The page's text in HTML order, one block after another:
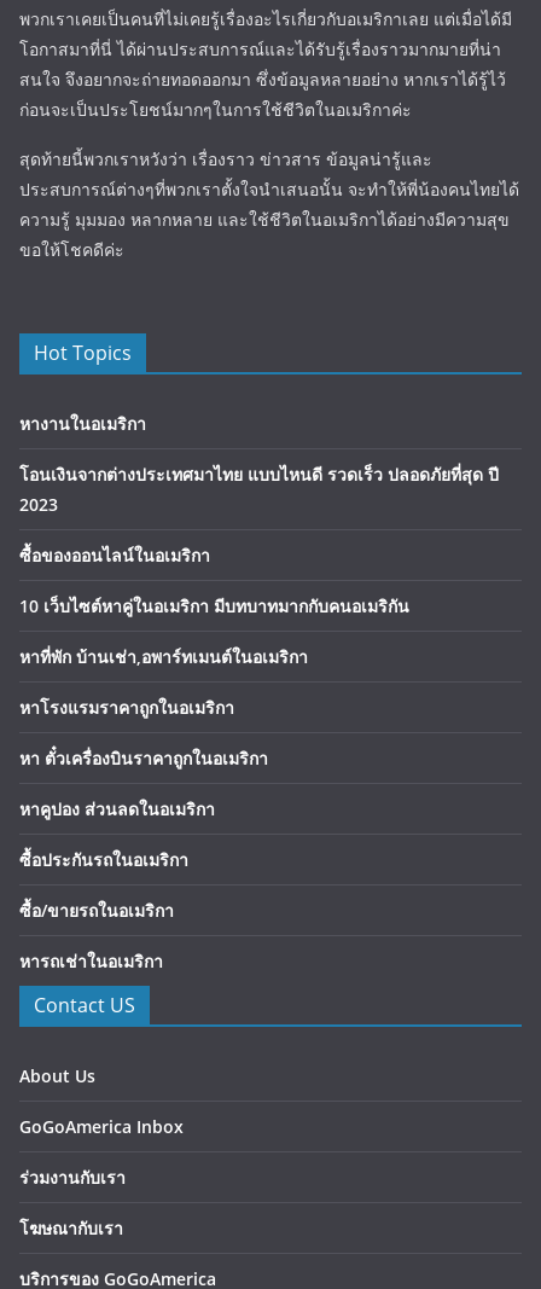
พวกเราเคยเป็นคนที่ไม่เคยรู้เรื่องอะไรเกี่ยวกับอเมริกาเลย แต่เมื่อได้มี
โอกาสมาที่นี่ ได้ผ่านประสบการณ์และได้รับรู้เรื่องราวมากมายที่น่า
สนใจ จึงอยากจะถ่ายทอดออกมา ซึ่งข้อมูลหลายอย่าง หากเราได้รู้ไว้
ก่อนจะเป็นประโยชน์มากๆในการใช้ชีวิตในอเมริกาค่ะ
สุดท้ายนี้พวกเราหวังว่า เรื่องราว ข่าวสาร ข้อมูลน่ารู้และ
ประสบการณ์ต่างๆที่พวกเราตั้งใจนำเสนอนั้น จะทำให้พี่น้องคนไทยได้
ความรู้ มุมมอง หลากหลาย และใช้ชีวิตในอเมริกาได้อย่างมีความสุข
ขอให้โชคดีค่ะ
Hot Topics
หางานในอเมริกา
โอนเงินจากต่างประเทศมาไทย แบบไหนดี รวดเร็ว ปลอดภัยที่สุด ปี
2023
ซื้อของออนไลน์ในอเมริกา
10 เว็บไซต์หาคู่ในอเมริกา มีบทบาทมากกับคนอเมริกัน
หาที่พัก บ้านเช่า,อพาร์ทเมนต์ในอเมริกา
หาโรงแรมราคาถูกในอเมริกา
หา ตั๋วเครื่องบินราคาถูกในอเมริกา
หาคูปอง ส่วนลดในอเมริกา
ซื้อประกันรถในอเมริกา
ซื้อ/ขายรถในอเมริกา
หารถเช่าในอเมริกา
Contact US
About Us
GoGoAmerica Inbox
ร่วมงานกับเรา
โฆษณากับเรา
บริการของ GoGoAmerica